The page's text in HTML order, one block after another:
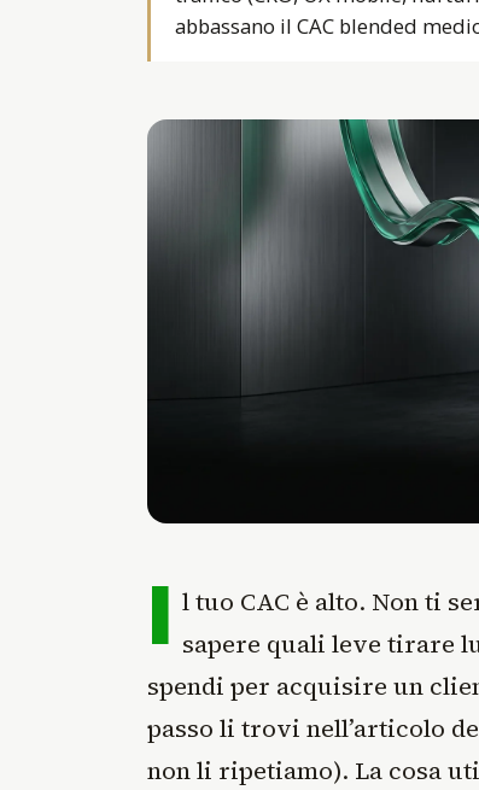
abbassano il CAC blended
I l tuo CAC è alto. Non ti
sapere quali leve tirare
spendi per acquisire un
passo li trovi nell’articolo
non li ripetiamo). La cosa